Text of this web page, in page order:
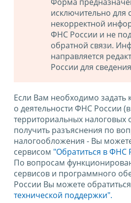
исключительно для
некорректной
ФНС России и не
обратной связи.
направляется
России для
Если Вам необходимо задать
о деятельности ФНС России
территориальных налоговых
получить разъяснения по
налогообложения - Вы
сервисом "Обратиться в ФНС
По вопросам
сервисов и программного
России Вы можете
технической поддержки".